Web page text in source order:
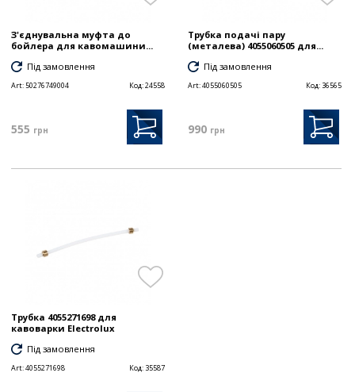
З'єднувальна муфта до
бойлера для кавомашини...
Під замовлення
Art:50276749004 Код:24558
555 грн
Трубка подачі пару
(металева) 4055060505 для...
Під замовлення
Art:4055060505 Код: 36565
990 грн
Трубка 4055271698 для
кавоварки Electrolux
Під замовлення
Art:4055271698 Код: 35587